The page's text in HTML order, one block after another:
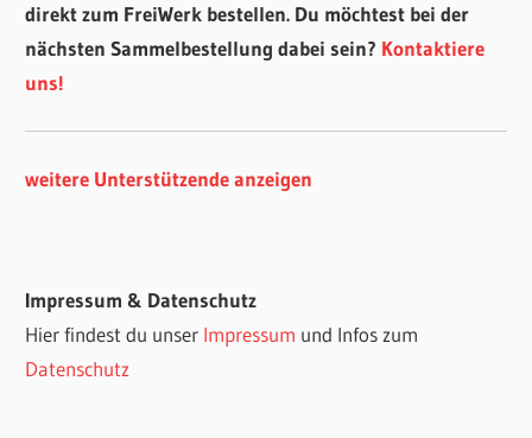
direkt zum FreiWerk bestellen. Du möchtest bei der
nächsten Sammelbestellung dabei sein? Kontaktiere
uns!
weitere Unterstützende anzeigen
Impressum & Datenschutz
Hier findest du unser Impressum und Infos zum
Datenschutz